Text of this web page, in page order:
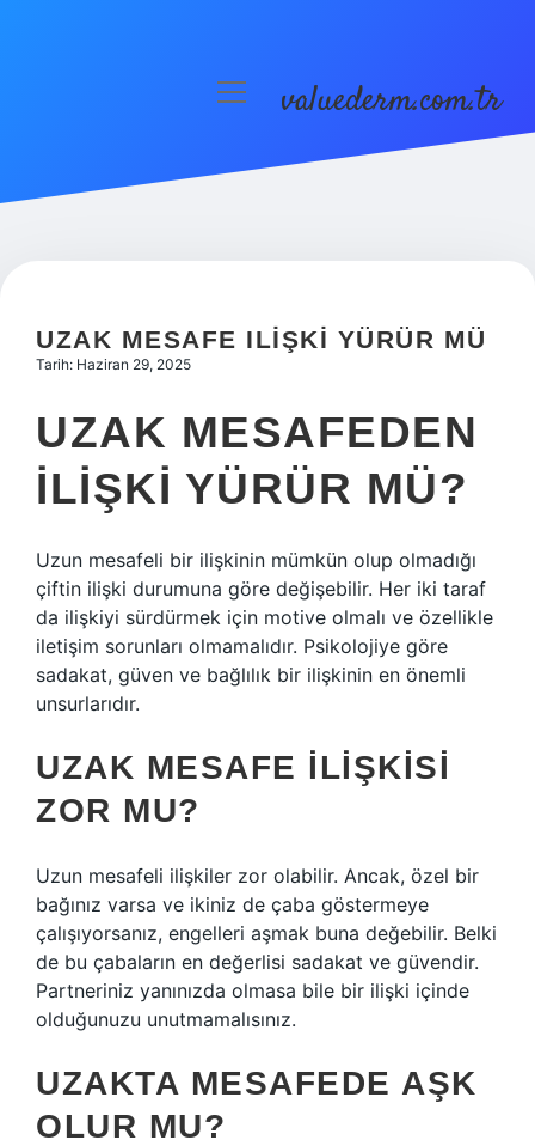
menüyüvaluederm.com.tr
UZAK MESAFE ILIŞKI YÜRÜR MÜ
Tarih: Haziran 29, 2025
UZAK MESAFEDEN
ILIŞKI YÜRÜR MÜ?
Uzun mesafeli bir ilişkinin mümkün olup olmadığı
çiftin ilişki durumuna göre değişebilir. Her iki taraf
da ilişkiyi sürdürmek için motive olmalı ve özellikle
iletişim sorunları olmamalıdır. Psikolojiye göre
sadakat, güven ve bağlılık bir ilişkinin en önemli
unsurlarıdır.
UZAK MESAFE ILIŞKISI
ZOR MU?
Uzun mesafeli ilişkiler zor olabilir. Ancak, özel bir
bağınız varsa ve ikiniz de çaba göstermeye
çalışıyorsanız, engelleri aşmak buna değebilir. Belki
de bu çabaların en değerlisi sadakat ve güvendir.
Partneriniz yanınızda olmasa bile bir ilişki içinde
olduğunuzu unutmamalısınız.
UZAKTA MESAFEDE AŞK
OLUR MU?